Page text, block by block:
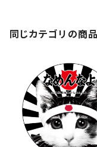
同じカテゴリの商品